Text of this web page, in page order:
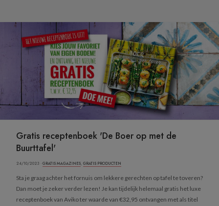
Gratis receptenboek 'De Boer op met de
Buurttafel'
24/10/2023 ·GRATIS MAGAZINES, GRATIS PRODUCTEN
Sta je graag achter het fornuis om lekkere gerechten op tafel te toveren?
Dan moet je zeker verder lezen! Je kan tijdelijk helemaal gratis het luxe
receptenboek van Aviko ter waarde van €32,95 ontvangen met als titel